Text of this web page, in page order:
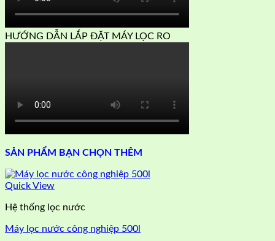
HƯỚNG DẪN LẮP ĐẶT MÁY LỌC RO
SẢN PHẨM BẠN CHỌN THÊM
Quick View
Hệ thống lọc nước
Máy lọc nước công nghiệp 500l